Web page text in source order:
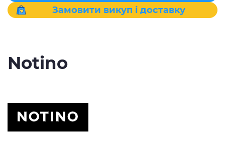
Замовити викуп і доставку
Notino